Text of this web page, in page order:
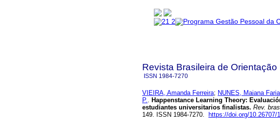
Revista Brasileira de Orientação
ISSN 1984-7270
VIEIRA, Amanda Ferreira; NUNES, Maiana
P.
Happenstance Learning Theory:
estudiantes universitarios finalistas. Rev.
149. ISSN 1984-7270.
https://doi.org/10.26707/